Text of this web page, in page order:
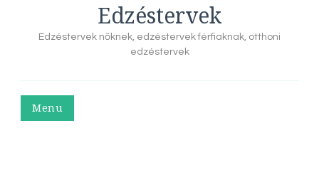
Edzéstervek
Edzéstervek nőknek, edzéstervek férfiaknak, otthoni
edzéstervek
Menu